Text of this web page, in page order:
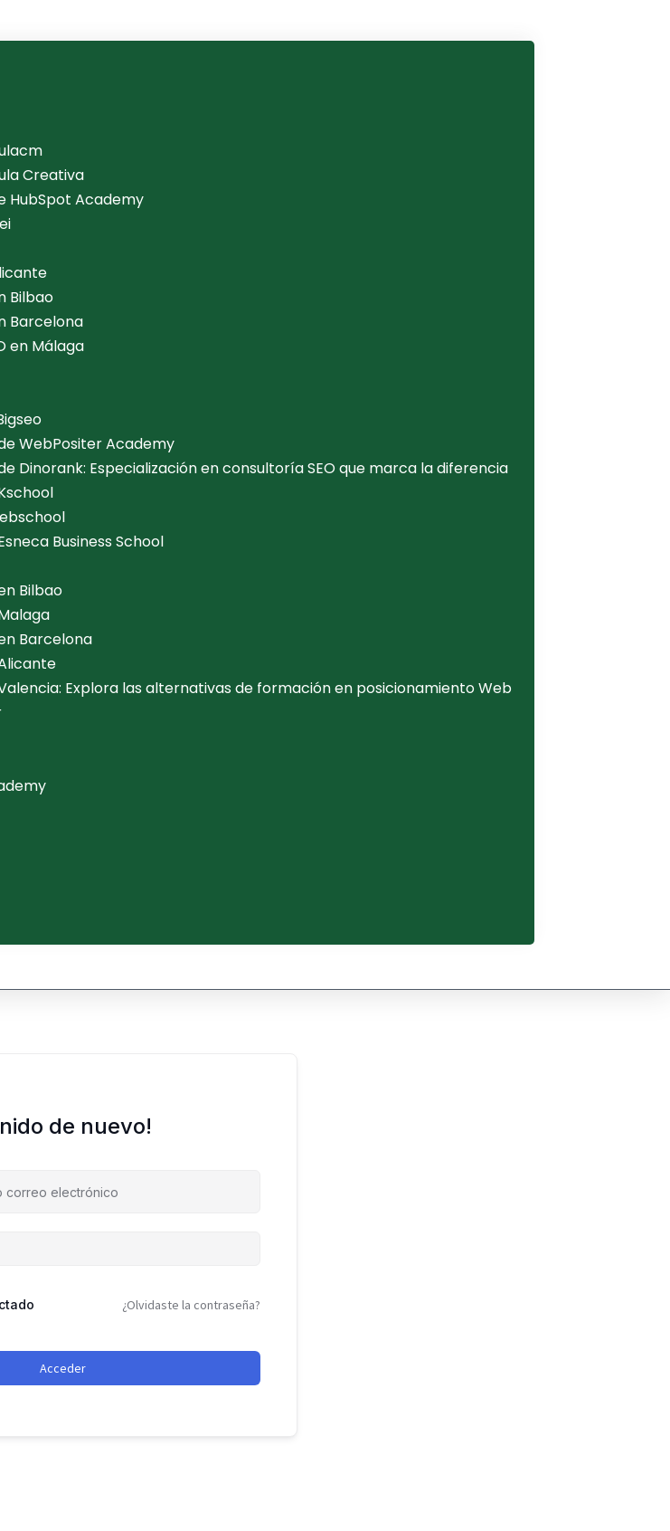
Creativa
HubSpot Academy
Bilbao
Barcelona
en Málaga
WebPositer Academy
Dinorank: Especialización en consultoría SEO que marca la diferencia
Business School
Bilbao
Barcelona
Explora las alternativas de formación en posicionamiento Web
de nuevo!
¿Olvidaste la contraseña?
Acceder